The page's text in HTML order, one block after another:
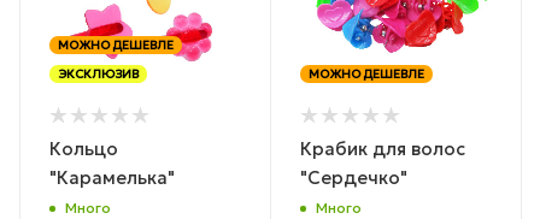
МОЖНО ДЕШЕВЛЕ
ЭКСКЛЮЗИВ
Кольцо
"Карамелька"
Много
МОЖНО ДЕШЕВЛЕ
Крабик для волос
"Сердечко"
Много